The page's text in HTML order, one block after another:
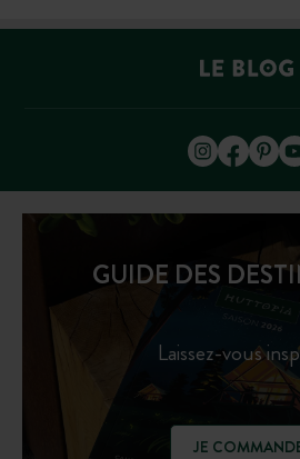
GUIDE DES
Laissez-vous
JE